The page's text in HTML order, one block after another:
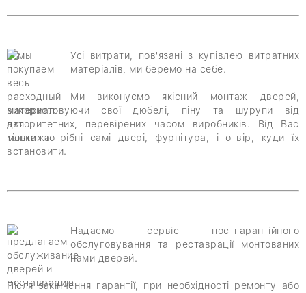
Усі витрати, пов'язані з купівлею витратних
матеріалів, ми беремо на себе.
Ми виконуємо якісний монтаж дверей,
використовуючи свої дюбелі, піну та шурупи від
авторитетних, перевірених часом виробників. Від Вас
тільки потрібні самі двері, фурнітура, і отвір, куди їх
встановити.
Надаємо сервіс постгарантійного
обслуговування та реставрації монтованих
нами дверей.
Після закінчення гарантії, при необхідності ремонту або